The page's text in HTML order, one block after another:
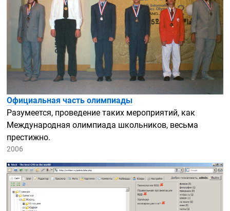
Официальная часть олимпиады
Разумеется, проведение таких мероприятий, как
Международная олимпиада школьников, весьма
престижно.
2006